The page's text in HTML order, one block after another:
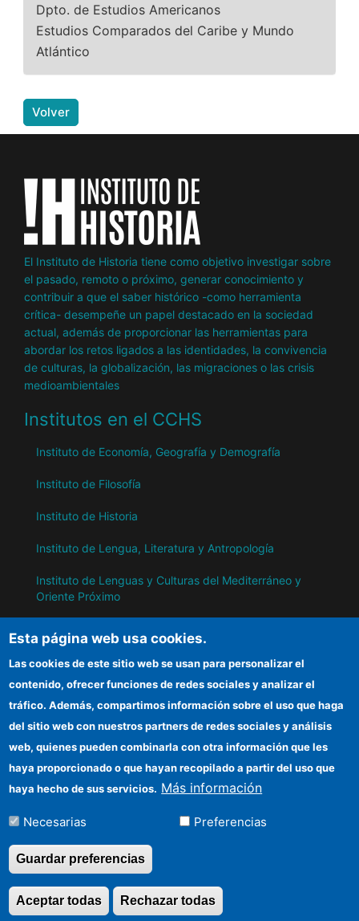
Dpto. de Estudios Americanos
Estudios Comparados del Caribe y Mundo
Atlántico
Volver
El Instituto de Historia tiene como objetivo investigar sobre
el pasado, remoto o próximo, generar conocimiento y
contribuir a que el saber histórico -como herramienta
crítica- desempeñe un papel destacado en la sociedad
actual, además de proporcionar las herramientas para
abordar los retos ligados a las identidades, la convivencia
de culturas, la globalización, las migraciones o las crisis
medioambientales
Institutos en el CCHS
Instituto de Economía, Geografía y Demografía
Instituto de Filosofía
Instituto de Historia
Instituto de Lengua, Literatura y Antropología
Instituto de Lenguas y Culturas del Mediterráneo y
Oriente Próximo
IH
Información para proveedores
Organismos financiadores
Cómo llegar
©Copyright 2026 Todos los derechos
reservados
Esta página web usa cookies.
Las cookies de este sitio web se usan para personalizar el
contenido, ofrecer funciones de redes sociales y analizar el
tráfico. Además, compartimos información sobre el uso que haga
del sitio web con nuestros partners de redes sociales y análisis
web, quienes pueden combinarla con otra información que les
haya proporcionado o que hayan recopilado a partir del uso que
haya hecho de sus servicios. Más información
Necesarias Preferencias
Guardar preferencias
Rechazar todas
Aceptar todas